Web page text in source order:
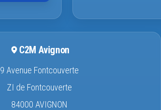
C2M Avignon
9 Avenue Fontcouverte
ZI de Fontcouverte
84000 AVIGNON